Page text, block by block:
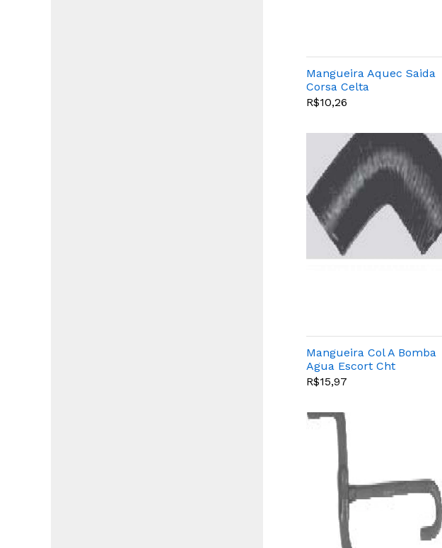
Mangueira Aquec Saida
Corsa Celta
R$10,26
Mangueira Col A Bomba
Agua Escort Cht
R$15,97